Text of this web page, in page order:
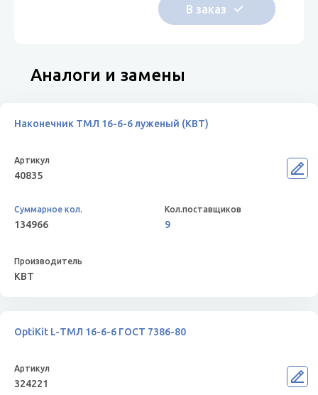
Аналоги и замены
Наконечник ТМЛ 16-6-6 луженый (КВТ)
40835
134966 9
КВТ
OptiKit L-ТМЛ 16-6-6 ГОСТ 7386-80
324221